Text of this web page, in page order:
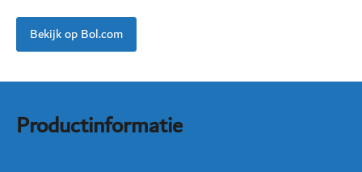
Bekijk op Bol.com
Productinformatie